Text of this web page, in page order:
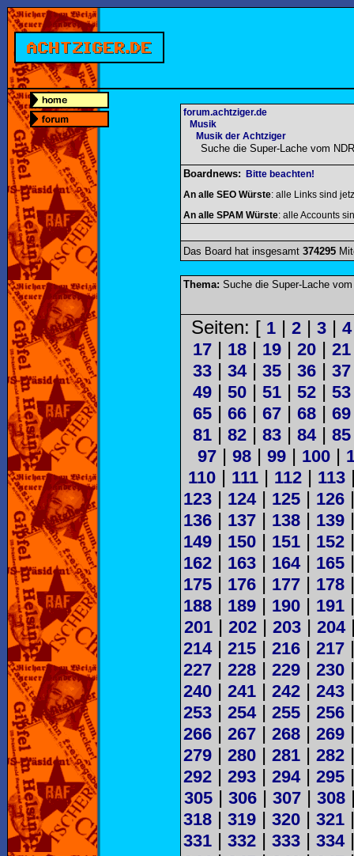
forum.achtziger.de
Musik
Musik der Achtziger
Suche die Super-Lache vom
Boardnews:
Bitte beachten!
An alle SEO Würste: alle Links sind
An alle SPAM Würste: alle Accounts
Das Board hat insgesamt 374295
Thema: Suche die Super-Lache
Seiten: [ 1 | 2 | 3 | 4
17 | 18 | 19 | 20 | 21
33 | 34| 35 | 36 | 37
49 | 50 | 51 | 52 | 53
65 | 66 | 67 | 68 | 69
81 | 82 | 83 | 84| 85
97 | 98 | 99 | 100 |
110| 111| 112| 113
123 | 124| 125 | 126
136 | 137 | 138 | 139
149 | 150 | 151 | 152
162 | 163 | 164| 165
175 | 176 | 177 | 178
188 | 189 | 190 | 191
201| 202| 203| 204
214| 215 | 216 | 217
227 | 228 | 229 | 230
240 | 241 | 242 | 243
253 | 254| 255 | 256
266 | 267 | 268 | 269
279 | 280 | 281 | 282
292 | 293 | 294| 295
305| 306| 307| 308
318 | 319 | 320 | 321
331 | 332 | 333 | 334